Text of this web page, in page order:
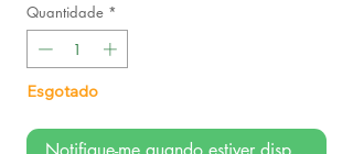
Quantidade *
Esgotado